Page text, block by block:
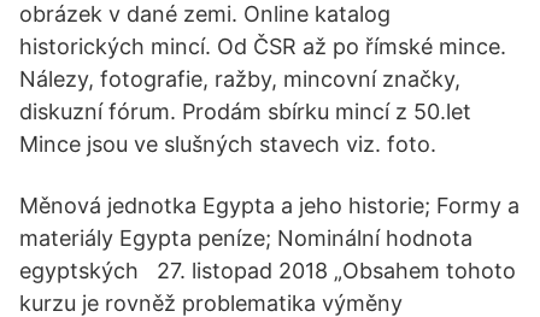
obrázek v dané zemi. Online katalog
historických mincí. Od ČSR až po římské mince.
Nálezy, fotografie, ražby, mincovní značky,
diskuzní fórum. Prodám sbírku mincí z 50.let
Mince jsou ve slušných stavech viz. foto.
Měnová jednotka Egypta a jeho historie; Formy a
materiály Egypta peníze; Nominální hodnota
egyptských 27. listopad 2018 „Obsahem tohoto
kurzu je rovněž problematika výměny